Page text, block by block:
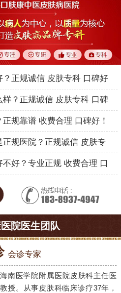
正规诚信 皮肤专科 口碑好
？正规诚信 皮肤专科 口碑
规靠谱 收费合理 口碑好！
规医院？正规诚信 皮肤专
好？专业正规 收费合理 口
院医生团队
会诊专家
南医学院附属医院皮肤科主任医
授。从事皮肤科临床诊疗37年，